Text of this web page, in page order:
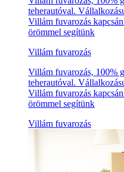
teherautóval.
Villám fuvarozás
örömmel segítünk
Villám fuvarozás
Villám fuvarozás, 100%
teherautóval.
Villám fuvarozás
örömmel segítünk
Villám fuvarozás